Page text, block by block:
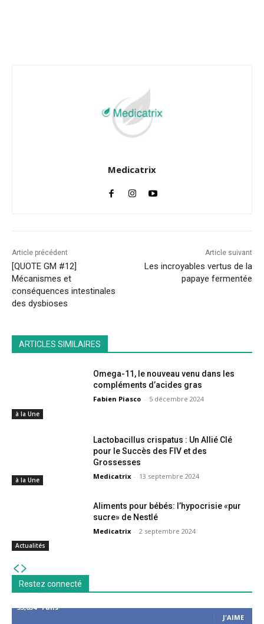
Medicatrix
Article précédent
[QUOTE GM #12]
Mécanismes et
conséquences intestinales
des dysbioses
Article suivant
Les incroyables vertus de la
papaye fermentée
ARTICLES SIMILAIRES
à la Une
Omega-11, le nouveau venu dans les
compléments d’acides gras
Fabien Piasco - 5 décembre 2024
à la Une
Lactobacillus crispatus : Un Allié Clé
pour le Succès des FIV et des
Grossesses
Medicatrix - 13 septembre 2024
Actualités
Aliments pour bébés: l’hypocrisie «pur
sucre» de Nestlé
Medicatrix - 2 septembre 2024
Restez connecté
53,654
Fans
J'AIME